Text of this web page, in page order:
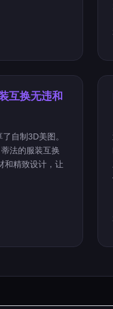
互换无违和
自制3D美图。
法的服装互换
和精致设计，让